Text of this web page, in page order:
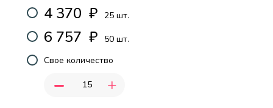
4 370 ₽ 25 шт.
6 757 ₽
50 шт.
Свое количество
- +